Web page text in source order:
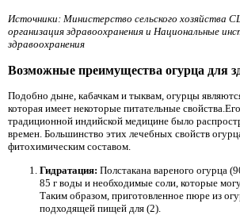
Источники: Министерство сельского хозяйства
организация здравоохранения и Национальные
здравоохранения
Возможные преимущества огурца для
Подобно дыне, кабачкам и тыквам, огурцы
которая имеет некоторые питательные
традиционной индийской медицине было
времен. Большинство этих лечебных свойств
фитохимическим составом.
Гидратация: Полстакана вареного огурца
85 г воды и необходимые соли, которые
Таким образом, приготовленное пюре из
подходящей пищей для (2).